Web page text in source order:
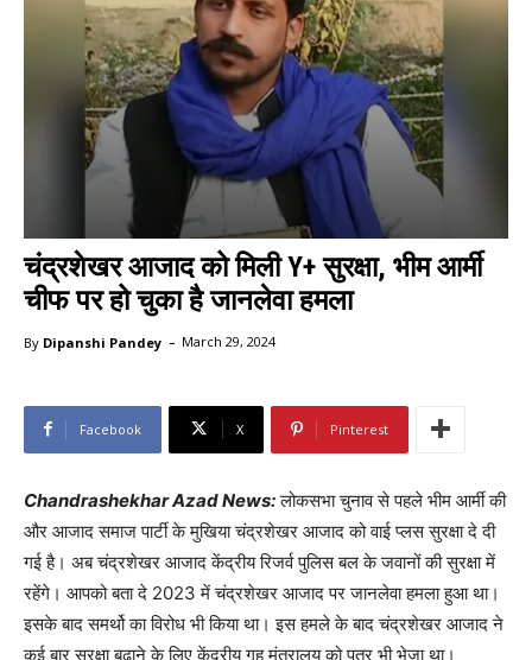
चंद्रशेखर आजाद को मिली Y+ सुरक्षा, भीम आर्मी
चीफ पर हो चुका है जानलेवा हमला
By Dipanshi Pandey - March 29, 2024
Facebook X Pinterest
Chandrashekhar Azad News: लोकसभा चुनाव से पहले भीम आर्मी की
और आजाद समाज पार्टी के मुखिया चंद्रशेखर आजाद को वाई प्लस सुरक्षा दे दी
गई है। अब चंद्रशेखर आजाद केंद्रीय रिजर्व पुलिस बल के जवानों की सुरक्षा में
रहेंगे। आपको बता दे 2023 में चंद्रशेखर आजाद पर जानलेवा हमला हुआ था।
इसके बाद समर्थो का विरोध भी किया था। इस हमले के बाद चंद्रशेखर आजाद ने
कई बार सुरक्षा बढ़ाने के लिए केंद्रीय गृह मंत्रालय को पत्र भी भेजा था।